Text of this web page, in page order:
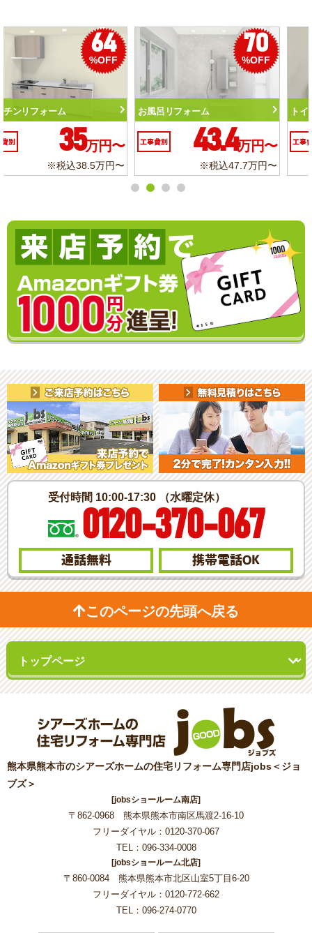
50
%OFF
トイレリフォーム
工事費別 10.3万円〜
※税込11.3万円〜
56
%OFF
洗面化粧台リフォーム
工事費別 6.2万円〜
※税込6.8万円〜
受付時間 10:00-17:30 （水曜定休）
0120-370-067
通話無料 携帯電話OK
このページの先頭へ戻る
熊本県熊本市のシアーズホームの住宅リフォーム専門店jobs＜ジョ
ブズ＞
[jobsショールーム南店]
〒862-0968 熊本県熊本市南区馬渡2-16-10
フリーダイヤル：0120-370-067
TEL：096-334-0008
[jobsショールーム北店]
〒860-0084 熊本県熊本市北区山室5丁目6-20
フリーダイヤル：0120-772-662
TEL：096-274-0770